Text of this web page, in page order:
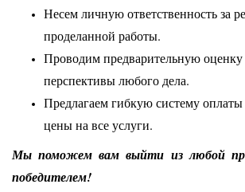
Несем личную ответственность за
проделанной работы.
Проводим предварительную оценку
перспективы любого дела.
Предлагаем гибкую систему
цены на все услуги.
Мы поможем вам выйти из любой
победителем!